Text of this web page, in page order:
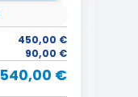
450,00 €
90,00 €
540,00 €